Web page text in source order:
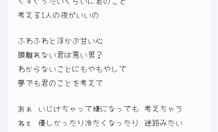
考える1人の夜がいいの
ふわふわと浮かぶ甘い心
頭離れない君は悪い男？
わからないことにもやもやして
夢でも君のことを考えて
あぁ いじけちゃって嫌になっても 考えちゃう
ねぇ 優しかったり冷たくなったり 迷路みたい